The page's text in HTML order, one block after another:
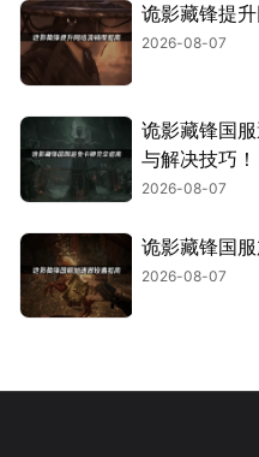
诡影藏锋提
2026-08-07
诡影藏锋国
与解决技巧！
2026-08-07
诡影藏锋国
2026-08-07